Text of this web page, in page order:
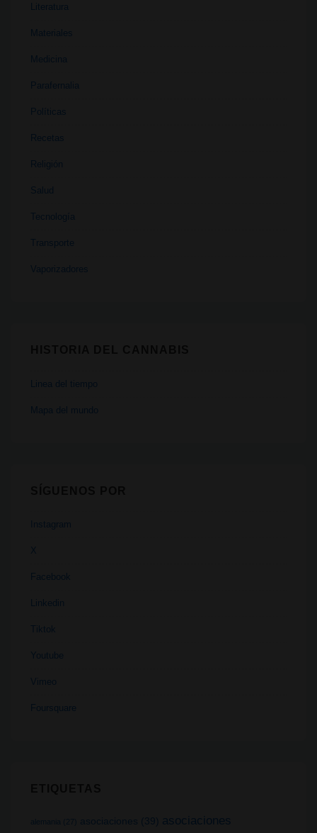
Literatura
Materiales
Medicina
Parafernalia
Políticas
Recetas
Religión
Salud
Tecnología
Transporte
Vaporizadores
Linea del tiempo
Mapa del mundo
Instagram
X
Facebook
Linkedin
Tiktok
Youtube
Vimeo
Foursquare
alemania (27) asociaciones (39)
asociaciones